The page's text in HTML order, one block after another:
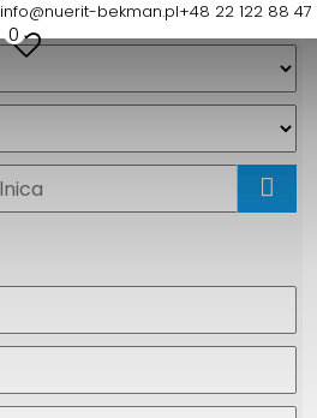
info@nuerit-bekman.pl+48 22 122 88 47
0